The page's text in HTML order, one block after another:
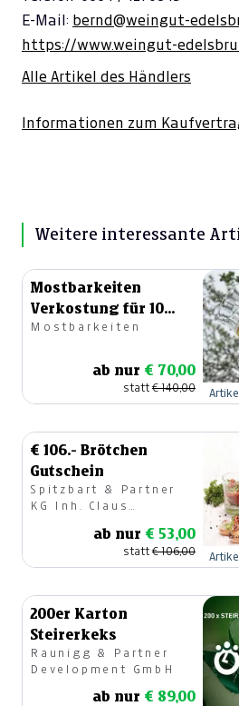
E-Mail: bernd@weingut-
https://www.weingut-
Alle Artikel des Händlers
Informationen zum
Weitere interessante
Mostbarkeiten
Verkostung für 10
Personen
Mostbarkeiten
ab nur € 70,00
statt€ 140,00
€ 106.- Brötchen
Gutschein
Spitzbart & Partner
KG Inh. Claus
ab nur € 53,00
statt€ 106,00
200er Karton
Steirerkeks
Raunigg & Partner
Development GmbH
ab nur € 89,00